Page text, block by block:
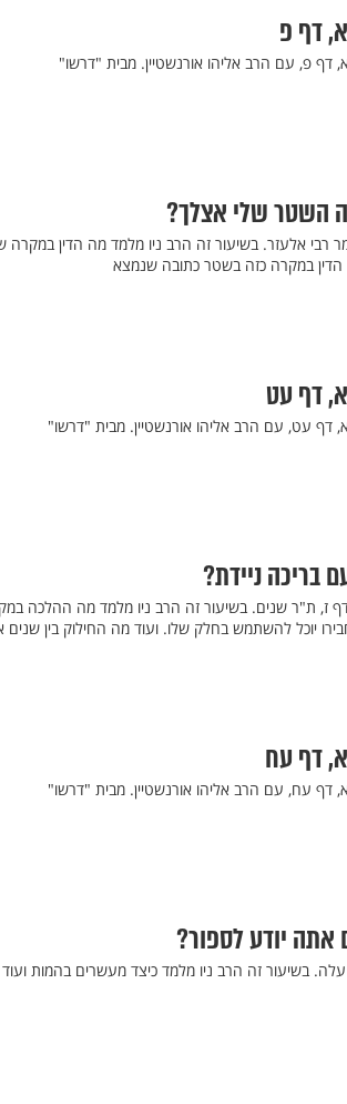
דף פ
דף פ, עם הרב אליהו אורנשטיין. מבית "דרשו"
רבי אלעזר. בשיעור זה הרב ניו מלמד מה הדין במקרה
הדין במקרה כזה בשטר כתובה שנמצא
דף עט
דף עט, עם הרב אליהו אורנשטיין. מבית "דרשו"
ז, ת"ר שנים. בשיעור זה הרב ניו מלמד מה ההלכה
יוכל להשתמש בחלק שלו. ועוד מה החילוק בין שנים
דף עח
דף עח, עם הרב אליהו אורנשטיין. מבית "דרשו"
בשיעור זה הרב ניו מלמד כיצד מעשרים בהמות